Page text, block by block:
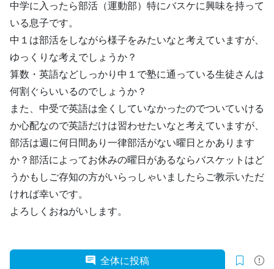
中学に入ったら部活（運動部）特にバスケに興味を持って
いる息子です。
中１は部活をしながら様子をみたいなと考えていますが、
ゆっくりな考えでしょうか？
算数・英語などしっかり中１で塾に通っている生徒さんは
何割ぐらいいるのでしょうか？
また、中受で英語は全くしていなかったのでついていける
か心配なので英語だけは習わせたいなと考えていますが、
部活は週に何日間あり一律部活がない曜日とかあります
か？部活によってお休みの曜日があるならバスケットはど
うかもしご存知の方がいらっしゃいましたらご教示いただ
ければ幸いです。
よろしくおねがいします。
全体に投稿